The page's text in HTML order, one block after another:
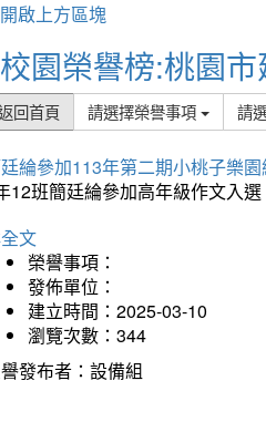
開啟上方區塊
校園榮譽榜:桃園
回首頁 請選擇榮譽事項 請
綸參加113年第二期小桃子樂
12班簡廷綸參加高年級作文入
文
榮譽事項：
發佈單位：
建立時間：2025-03-10
瀏覽次數：344
發布者：設備組